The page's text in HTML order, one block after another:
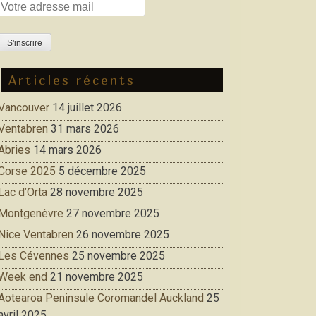
Articles récents
14 juillet 2026
31 mars 2026
14 mars 2026
2025 5 décembre 2025
Lac d’Orta 28 novembre 2025
Montgenèvre 27 novembre 2025
Nice Ventabren 26 novembre 2025
Les Cévennes 25 novembre 2025
end 21 novembre 2025
Peninsule Coromandel Auckland 25